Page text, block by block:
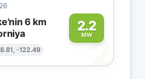
6 km
-122.49
2.2
MW2